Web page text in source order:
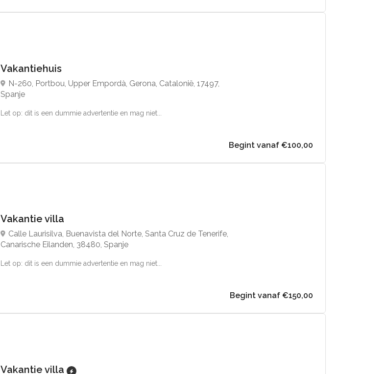
Vakantiehuis
N-260, Portbou, Upper Empordà, Gerona, Catalonië, 17497,
Spanje
Let op: dit is een dummie advertentie en mag niet...
Begint vanaf €100,00
Vakantie villa
Calle Laurisilva, Buenavista del Norte, Santa Cruz de Tenerife,
Canarische Eilanden, 38480, Spanje
Let op: dit is een dummie advertentie en mag niet...
Begint vanaf €150,00
Vakantie villa